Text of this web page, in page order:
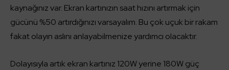
kaynağınız var. Ekran kartınızın saat hızını artırmak için
gücünü %50 artırdığınızı varsayalım. Bu çok uçuk bir rakam
fakat olayın aslını anlayabilmenize yardımcı olacaktır.
Dolayısıyla artık ekran kartınız 120W yerine 180W güç